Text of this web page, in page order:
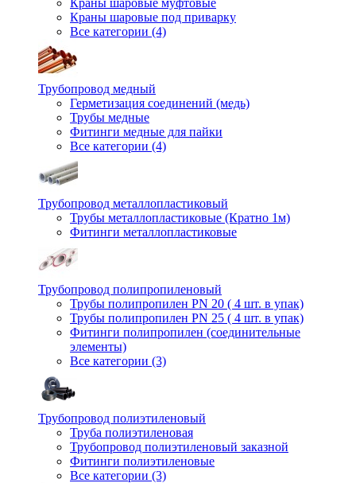
Краны шаровые под приварку
Все категории (4)
Трубопровод медный
Герметизация соединений (медь)
Трубы медные
Фитинги медные для пайки
Все категории (4)
Трубопровод металлопластиковый
Трубы металлопластиковые (Кратно 1м)
Фитинги металлопластиковые
Трубопровод полипропиленовый
Трубы полипропилен PN 20 ( 4 шт. в упак)
Трубы полипропилен PN 25 ( 4 шт. в упак)
Фитинги полипропилен (cоединительные
элементы)
Все категории (3)
Трубопровод полиэтиленовый
Труба полиэтиленовая
Трубопровод полиэтиленовый заказной
Фитинги полиэтиленовые
Все категории (3)